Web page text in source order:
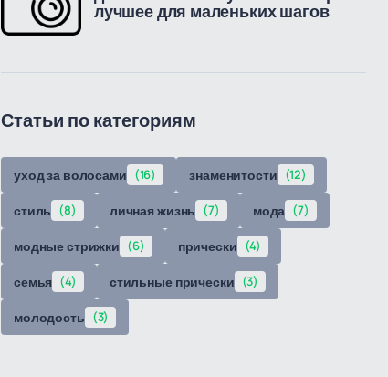
лучшее для маленьких шагов
Статьи по категориям
уход за волосами (16) знаменитости (12)
стиль (8) личная жизнь (7) мода (7)
модные стрижки (6) прически (4)
семья (4) стильные прически (3)
молодость (3)